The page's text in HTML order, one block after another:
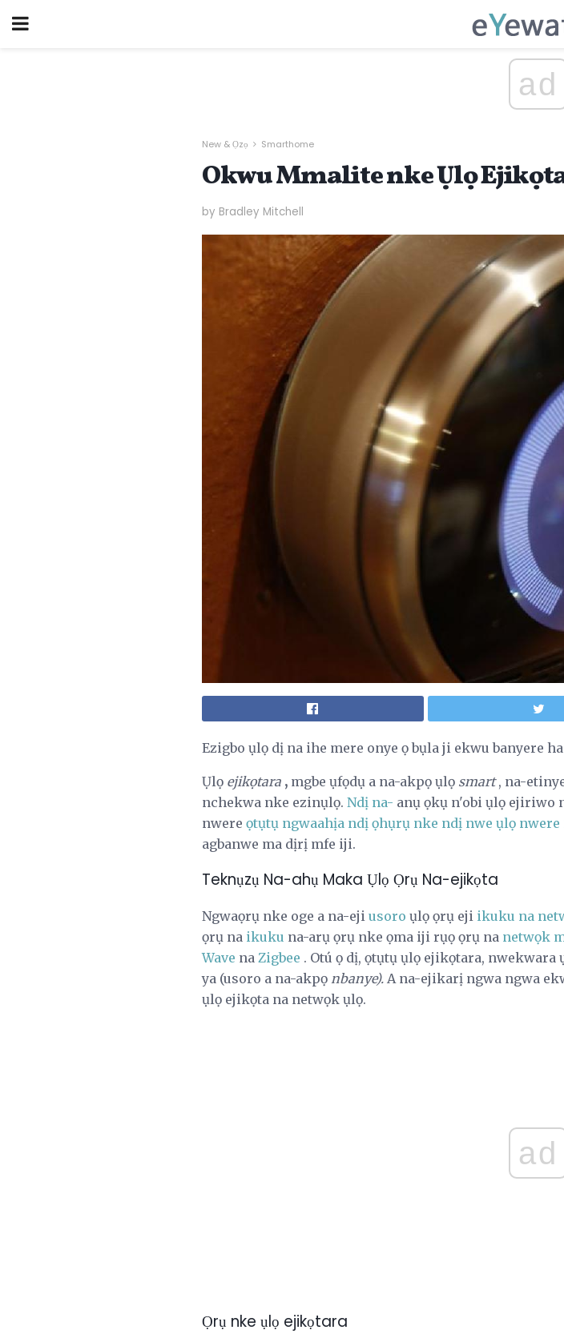
ad
New & Ọzọ Smarthome
Okwu Mmalite nke Ụlọ
by Bradley Mitchell
Ezigbo ụlọ dị na ihe mere onye ọ bụla ji ekwu banyere ha
Ụlọ ejikọtara , mgbe ụfọdụ a na-akpọ ụlọ smart, na-
nchekwa nke ezinụlọ. Ndị na- anụ ọkụ n'obi ụlọ ejiriwo
nwere ọtụtụ ngwaahịa ndị ọhụrụ nke ndị nwe ụlọ nwere
agbanwe ma dịrị mfe iji.
Teknụzụ Na-ahụ Maka Ụlọ Ọrụ Na-ejikọta
Ngwaọrụ nke oge a na-eji usoro ụlọ ọrụ eji ikuku na
ọrụ na ikuku na-arụ ọrụ nke ọma iji rụọ ọrụ na netwọk
Wave na Zigbee . Otú ọ dị, ọtụtụ ụlọ ejikọtara,
ya (usoro a na-akpọ nbanye). A na-ejikarị ngwa ngwa
ụlọ ejikọta na netwọk ụlọ.
ad
Ọrụ nke ụlọ ejikọtara